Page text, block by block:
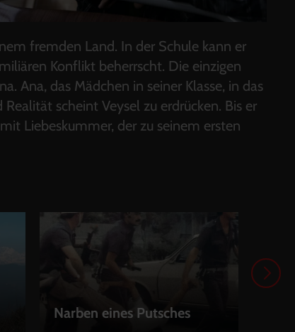
fremden Land. In der Schule kann er
Konflikt beherrscht. Die einzigen
Ana, das Mädchen in seiner Klasse, in das
scheint Veysel zu erdrücken. Bis er
Liebeskummer, der zu seinem ersten
Narben eines Putsches
LEIHEN